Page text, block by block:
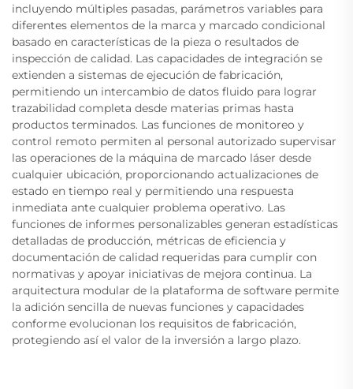
incluyendo múltiples pasadas, parámetros variables para
diferentes elementos de la marca y marcado condicional
basado en características de la pieza o resultados de
inspección de calidad. Las capacidades de integración se
extienden a sistemas de ejecución de fabricación,
permitiendo un intercambio de datos fluido para lograr
trazabilidad completa desde materias primas hasta
productos terminados. Las funciones de monitoreo y
control remoto permiten al personal autorizado supervisar
las operaciones de la máquina de marcado láser desde
cualquier ubicación, proporcionando actualizaciones de
estado en tiempo real y permitiendo una respuesta
inmediata ante cualquier problema operativo. Las
funciones de informes personalizables generan estadísticas
detalladas de producción, métricas de eficiencia y
documentación de calidad requeridas para cumplir con
normativas y apoyar iniciativas de mejora continua. La
arquitectura modular de la plataforma de software permite
la adición sencilla de nuevas funciones y capacidades
conforme evolucionan los requisitos de fabricación,
protegiendo así el valor de la inversión a largo plazo.